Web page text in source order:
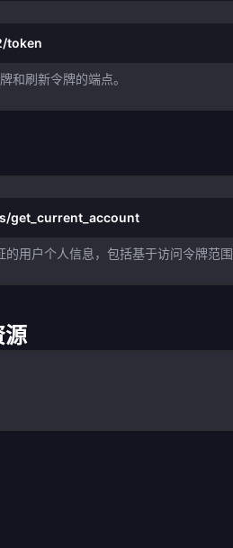
token
和刷新令牌的端点。
get_current_account
用户个人信息，包括基于访问令牌范围